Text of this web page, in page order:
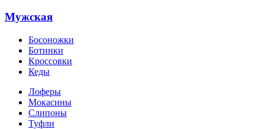
Мужская
Босоножки
Ботинки
Кроссовки
Кеды
Лоферы
Мокасины
Слипоны
Туфли